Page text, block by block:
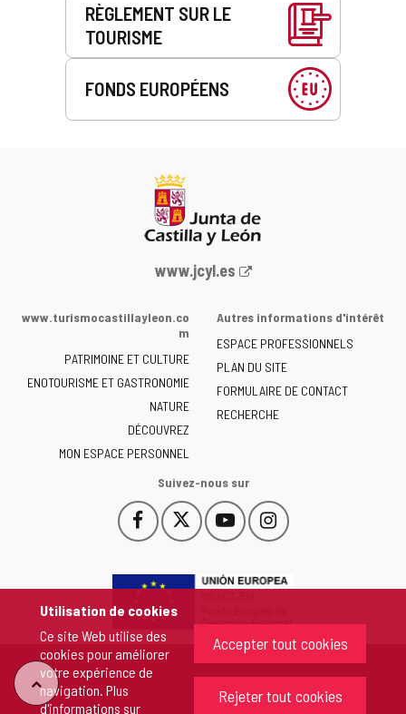
Utilisation de cookies
Ce site Web utilise des
cookies pour améliorer
votre expérience de
navigation. Plus
d'informations sur
Accepter tout cookies
Rejeter tout cookies
RÈGLEMENT SUR LE
TOURISME
FONDS EUROPÉENS
Portail
la
de
Castilla
y
León
-
www.jcyl.es
www.turismocastillayleon.co
m
PATRIMOINE ET CULTURE
ENOTOURISME ET GASTRONOMIE
NATURE
DÉCOUVREZ
MON ESPACE PERSONNEL
Autres informations d'intérêt
ESPACE PROFESSIONNELS
PLAN DU SITE
FORMULAIRE DE CONTACT
RECHERCHE
Suivez-nous sur
Facebook
Este
enlace
abrirá
una
ventana
nueva.
Este
enlace
abrirá
ventana
nueva.
YouTube
Este
enlace
abrirá
ventana
nueva.
Instagram
Este
enlace
abrirá
ventana
nueva.
"Retour